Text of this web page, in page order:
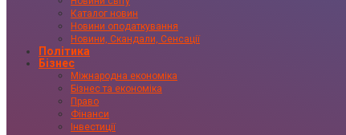
Каталог новин
Новини оподаткування
Новини, Скандали, Сенсації
Політика
Бізнес
Міжнародна економіка
Бізнес та економіка
Право
Фінанси
Інвестиції